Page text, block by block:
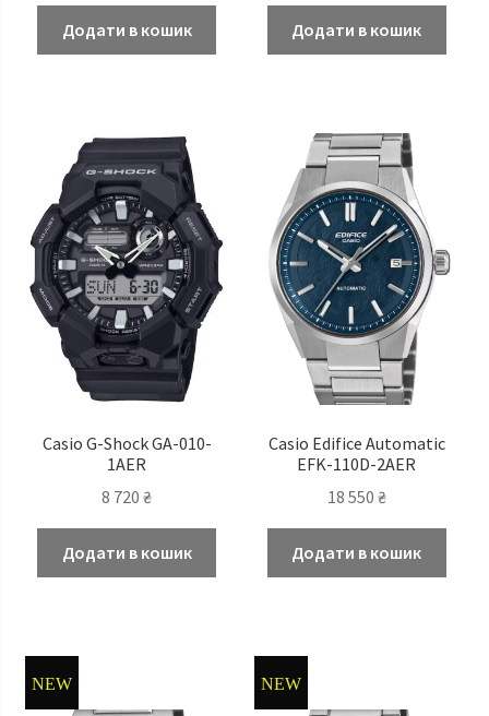
Додати в кошик Додати в кошик
Casio G-Shock GA-010-
1AER
8 720₴
Додати в кошик
Casio Edifice Automatic
EFK-110D-2AER
18 550 ₴
Додати в кошик
NEW NEW